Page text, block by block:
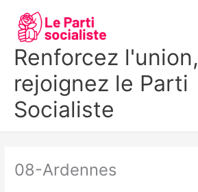
contenu
Renforcez l'union,
rejoignez le Parti
Socialiste
08-Ardennes